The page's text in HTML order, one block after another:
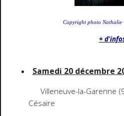
Copyright photo Nathalie
+
Samedi 20 décembre
Villeneuve-la-Garenne
Césaire